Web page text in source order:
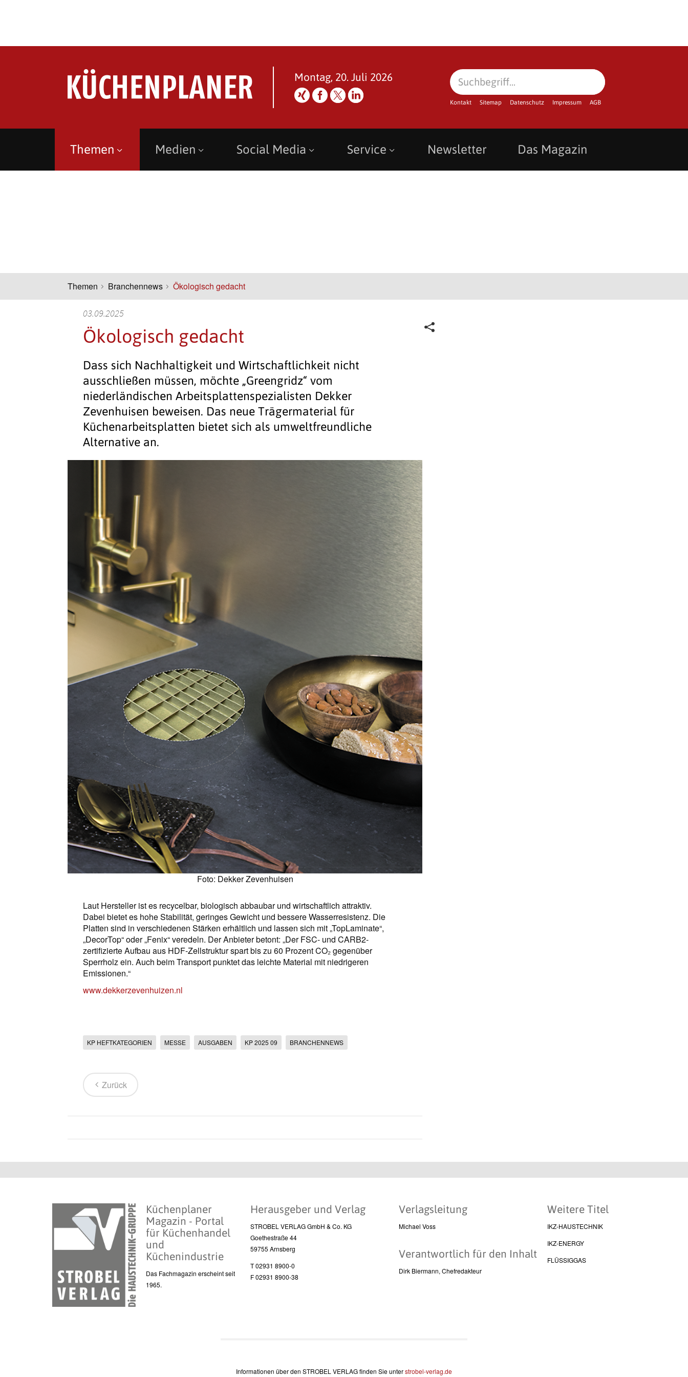
Montag, 20. Juli 2026
Kontakt Sitemap Datenschutz Impressum AGB
Themen Medien Social Media Service Newsletter Das Magazin
Themen Branchennews Ökologisch gedacht
03.09.2025
Ökologisch gedacht
Dass sich Nachhaltigkeit und Wirtschaftlichkeit nicht
ausschließen müssen, möchte „Greengridz“ vom
niederländischen Arbeitsplattenspezialisten Dekker
Zevenhuisen beweisen. Das neue Trägermaterial für
Küchenarbeitsplatten bietet sich als umweltfreundliche
Alternative an.
Foto: Dekker Zevenhuisen
Laut Hersteller ist es recycelbar, biologisch abbaubar und wirtschaftlich attraktiv.
Dabei bietet es hohe Stabilität, geringes Gewicht und bessere Wasserresistenz. Die
Platten sind in verschiedenen Stärken erhältlich und lassen sich mit „TopLaminate“,
„DecorTop“ oder „Fenix“ veredeln. Der Anbieter betont: „Der FSC- und CARB2-
zertifizierte Aufbau aus HDF-Zellstruktur spart bis zu 60 Prozent CO₂ gegenüber
Sperrholz ein. Auch beim Transport punktet das leichte Material mit niedrigeren
Emissionen.“
www.dekkerzevenhuizen.nl
KP HEFTKATEGORIEN MESSE AUSGABEN KP 2025 09 BRANCHENNEWS
Zurück
Küchenplaner
Magazin - Portal
für Küchenhandel
und
Küchenindustrie
Das Fachmagazin erscheint seit
1965.
Herausgeber und Verlag
STROBEL VERLAG GmbH & Co. KG
Goethestraße 44
59755 Arnsberg
T 02931 8900-0
F 02931 8900-38
Verlagsleitung
Michael Voss
Verantwortlich für den Inhalt
Dirk Biermann, Chefredakteur
Weitere Titel
IKZ-HAUSTECHNIK
IKZ-ENERGY
FLÜSSIGGAS
Informationen über den STROBEL VERLAG finden Sie unterstrobel-verlag.de